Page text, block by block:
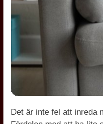
Det är inte fel att inreda